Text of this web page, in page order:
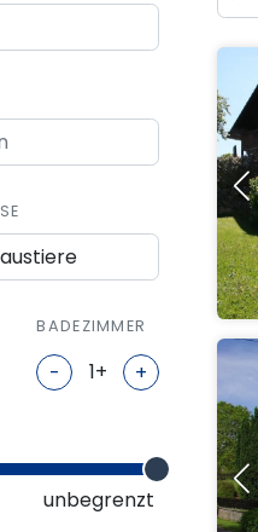
BADEZIMMER
- +
unbegrenzt